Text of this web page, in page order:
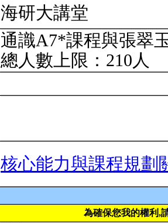
海研大講堂
通識A7*課程與張翠
總人數上限：210人
核心能力與課程規劃
為確保您我的權利,